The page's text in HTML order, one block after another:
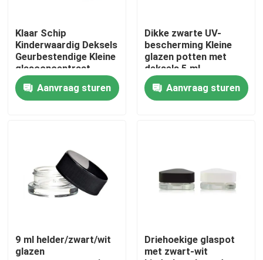
Ongeveer ons
Fabrieksreis
Nieuws
De Kruiken van het glasconcentraat
Klaar Schip
Kinderwaardig Deksels
Geurbestendige Kleine
glasconcentraat
Bloemolie potten
Groothandel
Aanvraag sturen
Dikke zwarte UV-
bescherming Kleine
glazen potten met
deksels 5 ml
geconcentreerde
pottenAanvraag sturen
9 ml helder/zwart/wit
glazen
Driehoekige glaspot
met zwart-wit